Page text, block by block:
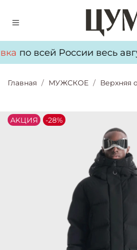
по всей России весь
Главная МУЖСКОЕ Верхняя
АKЦИЯ -28%